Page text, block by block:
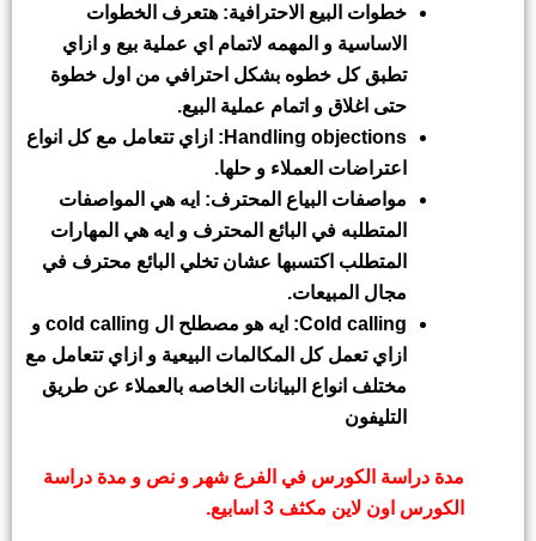
خطوات البيع الاحترافية: هتعرف الخطوات
الاساسية و المهمه لاتمام اي عملية بيع و ازاي
تطبق كل خطوه بشكل احترافي من اول خطوة
حتى اغلاق و اتمام عملية البيع.
Handling objections: ازاي تتعامل مع كل انواع
اعتراضات العملاء و حلها.
مواصفات البياع المحترف: ايه هي المواصفات
المتطلبه في البائع المحترف و ايه هي المهارات
المتطلب اكتسبها عشان تخلي البائع محترف في
مجال المبيعات.
Cold calling: ايه هو مصطلح الcold callingو
ازاي تعمل كل المكالمات البيعية و ازاي تتعامل مع
مختلف انواع البيانات الخاصه بالعملاء عن طريق
مدة دراسة الكورس في الفرع شهر و نص و مدة دراسة
الكورس اون لاين مكثف 3 اسابيع.